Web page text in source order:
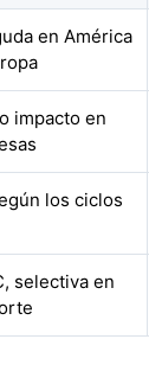
en América
impacto en
los ciclos
selectiva en